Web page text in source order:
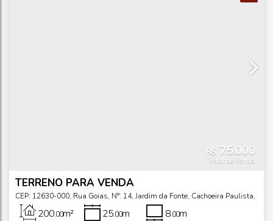
R$ 75.000
Valor de Venda
TERRENO PARA VENDA
CEP: 12630-000, Rua Goias, N°: 14, Jardim da Fonte, Cachoeira Paulista,
São Paulo
200.00m² 25.00m 8.00m